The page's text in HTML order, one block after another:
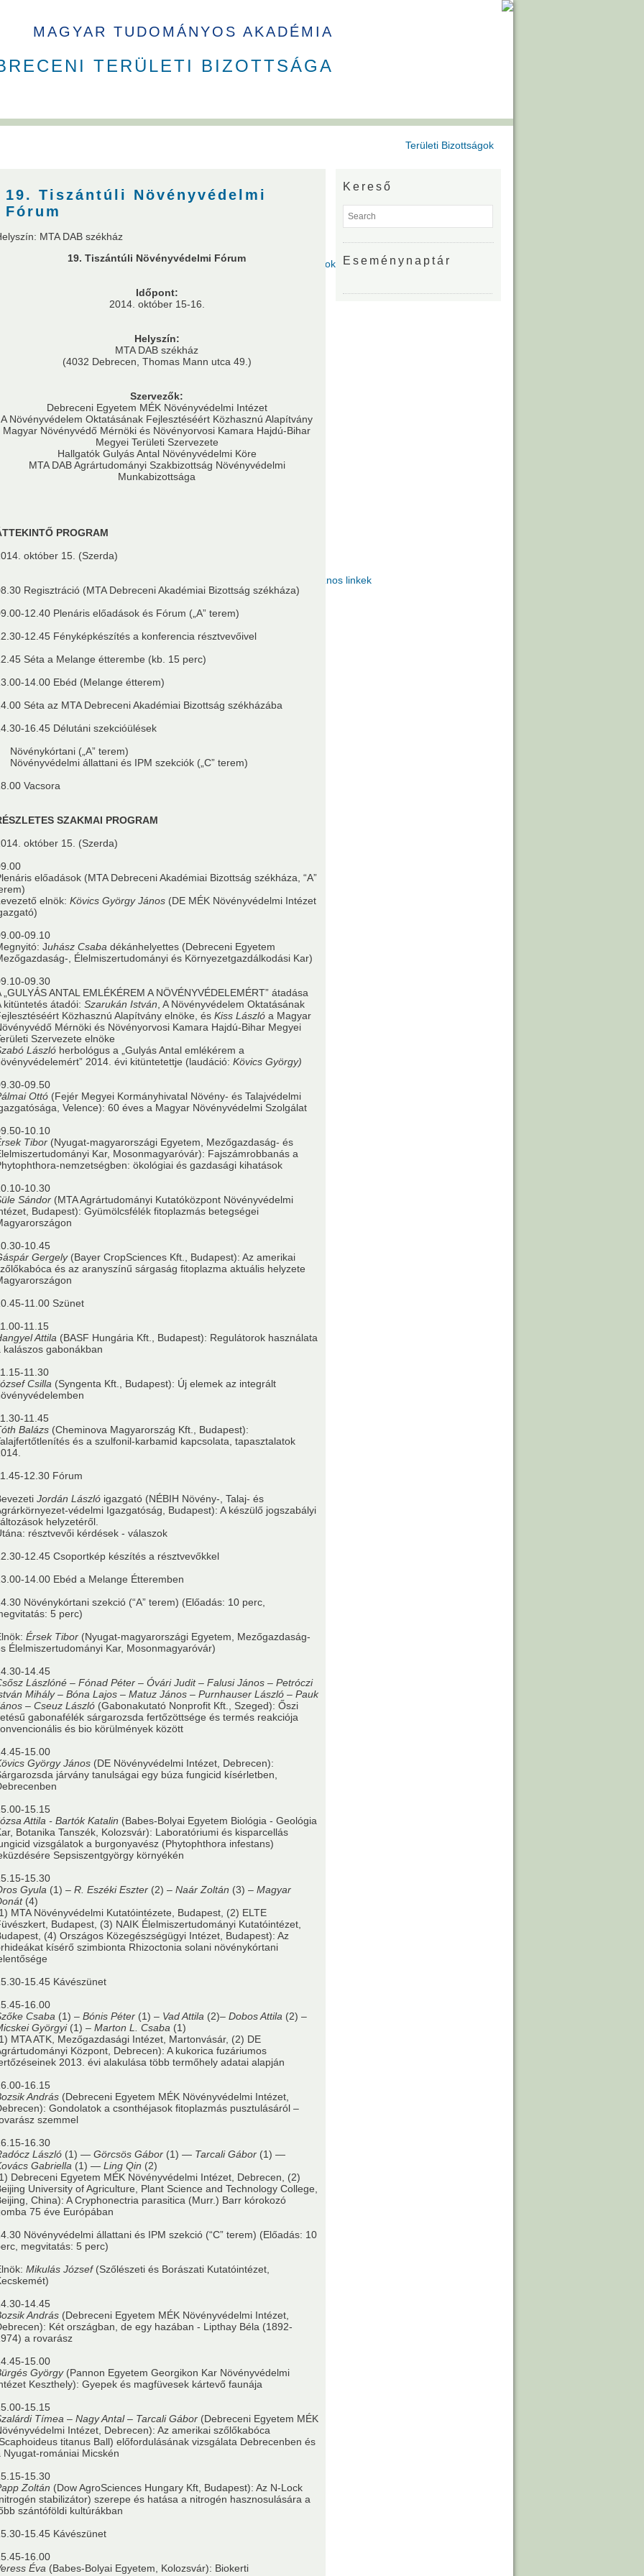
MAGYAR TUDOMÁNYOS AKADÉMIA
TERÜLETI BIZOTTSÁGA
Nem akadémikus közgyűlési képviselők Szavazati jogú tagok
meghívottak Testületek
pályázat 2026 MTA DAB Tehetséggondozásért Érem 2026
Hasznos linkek
Területi Bizottságok
19. Tiszántúli Növényvédelmi
Fórum
MTA DAB székház
19. Tiszántúli Növényvédelmi Fórum
Időpont:
2014. október 15-16.
Helyszín:
MTA DAB székház
(4032 Debrecen, Thomas Mann utca 49.)
Szervezők:
Debreceni Egyetem MÉK Növényvédelmi Intézet
A Növényvédelem Oktatásának Fejlesztéséért Közhasznú Alapítvány
Magyar Növényvédő Mérnöki és Növényorvosi Kamara Hajdú-Bihar
Megyei Területi Szervezete
Hallgatók Gulyás Antal Növényvédelmi Köre
MTA DAB Agrártudományi Szakbizottság Növényvédelmi
Munkabizottsága
PROGRAM
október 15. (Szerda)
Regisztráció (MTA Debreceni Akadémiai Bizottság székháza)
12.40 Plenáris előadások és Fórum („A” terem)
12.45 Fényképkészítés a konferencia résztvevőivel
Séta a Melange étterembe (kb. 15 perc)
14.00 Ebéd (Melange étterem)
Séta az MTA Debreceni Akadémiai Bizottság székházába
16.45 Délutáni szekcióülések
Növénykórtani („A” terem)
Növényvédelmi állattani és IPM szekciók („C” terem)
Vacsora
SZAKMAI PROGRAM
október 15. (Szerda)
előadások (MTA Debreceni Akadémiai Bizottság székháza, “A”
elnök: Kövics György János (DE MÉK Növényvédelmi Intézet
09.10
Juhász Csaba dékánhelyettes (Debreceni Egyetem
, Élelmiszertudományi és Környezetgazdálkodási Kar)
09.30
„GULYÁS ANTAL EMLÉKÉREM A NÖVÉNYVÉDELEMÉRT” átadása
kitüntetés átadói: Szarukán István , A Növényvédelem Oktatásának
Közhasznú Alapítvány elnöke, és Kiss László a Magyar
Mérnöki és Növényorvosi Kamara Hajdú-Bihar Megyei
Szervezete elnöke
László herbológus a „Gulyás Antal emlékérem a
2014. évi kitüntetettje (laudáció: Kövics György)
09.50
Ottó (Fejér Megyei Kormányhivatal Növény- és Talajvédelmi
Velence): 60 éves a Magyar Növényvédelmi Szolgálat
10.10
Tibor (Nyugat-magyarországi Egyetem, Mezőgazdaság- és
Kar, Mosonmagyaróvár): Fajszámrobbanás a
nemzetségben: ökológiai és gazdasági kihatások
10.30
Sándor (MTA Agrártudományi Kutatóközpont Növényvédelmi
Budapest): Gyümölcsfélék fitoplazmás betegségei
10.45
Gergely(Bayer CropSciences Kft., Budapest): Az amerikai
és az aranyszínű sárgaság fitoplazma aktuális helyzete
11.00 Szünet
11.15
Attila (BASF Hungária Kft., Budapest): Regulátorok használata
kalászos gabonákban
11.30
Csilla (Syngenta Kft., Budapest): Új elemek az integrált
11.45
Balázs (Cheminova Magyarország Kft., Budapest):
és a szulfonil-karbamid kapcsolata, tapasztalatok
12.30 Fórum
Jordán László igazgató (NÉBIH Növény-, Talaj- és
védelmi Igazgatóság, Budapest): A készülő jogszabályi
helyzetéről.
résztvevői kérdések - válaszok
12.45 Csoportkép készítés a résztvevőkkel
14.00 Ebéd a Melange Étteremben
Növénykórtani szekció (“A” terem) (Előadás: 10 perc,
5 perc)
Érsek Tibor (Nyugat-magyarországi Egyetem, Mezőgazdaság-
Élelmiszertudományi Kar, Mosonmagyaróvár)
14.45
Lászlóné – Fónad Péter – Óvári Judit – Falusi János – Petróczi
Mihály – Bóna Lajos – Matuz János – Purnhauser László – Pauk
– Cseuz László (Gabonakutató Nonprofit Kft., Szeged): Őszi
gabonafélék sárgarozsda fertőzöttsége és termés reakciója
és bio körülmények között
15.00
György János (DE Növényvédelmi Intézet, Debrecen):
járvány tanulságai egy búza fungicid kísérletben,
15.15
Attila - Bartók Katalin (Babes-Bolyai Egyetem Biológia - Geológia
Botanika Tanszék, Kolozsvár): Laboratóriumi és kisparcellás
vizsgálatok a burgonyavész (Phytophthora infestans)
Sepsiszentgyörgy környékén
15.30
Gyula (1) – R. Eszéki Eszter (2) – Naár Zoltán (3) – Magyar
(4)
MTA Növényvédelmi Kutatóintézete, Budapest, (2) ELTE
Budapest, (3) NAIK Élelmiszertudományi Kutatóintézet,
(4) Országos Közegészségügyi Intézet, Budapest): Az
kísérő szimbionta Rhizoctonia solani növénykórtani
15.45 Kávészünet
16.00
Csaba (1) – Bónis Péter (1) – Vad Attila (2)– Dobos Attila (2) –
Györgyi(1) – Marton L. Csaba (1)
MTA ATK, Mezőgazdasági Intézet, Martonvásár, (2) DE
Központ, Debrecen): A kukorica fuzáriumos
2013. évi alakulása több termőhely adatai alapján
16.15
András (Debreceni Egyetem MÉK Növényvédelmi Intézet,
Gondolatok a csonthéjasok fitoplazmás pusztulásáról –
szemmel
16.30
László (1) — Görcsös Gábor (1) — Tarcali Gábor (1) —
Gabriella (1) — Ling Qin (2)
Debreceni Egyetem MÉK Növényvédelmi Intézet, Debrecen, (2)
University of Agriculture, Plant Science and Technology College,
China): A Cryphonectria parasitica (Murr.) Barr kórokozó
75 éve Európában
Növényvédelmi állattani és IPM szekció (“C” terem) (Előadás: 10
megvitatás: 5 perc)
Mikulás József(Szőlészeti és Borászati Kutatóintézet,
14.45
András (Debreceni Egyetem MÉK Növényvédelmi Intézet,
Két országban, de egy hazában - Lipthay Béla (1892-
a rovarász
15.00
György(Pannon Egyetem Georgikon Kar Növényvédelmi
Keszthely): Gyepek és magfüvesek kártevő faunája
15.15
Tímea – Nagy Antal – Tarcali Gábor (Debreceni Egyetem MÉK
Intézet, Debrecen): Az amerikai szőlőkabóca
titanus Ball) előfordulásának vizsgálata Debrecenben és
Nyugat-romániai Micskén
15.30
Zoltán (Dow AgroSciences Hungary Kft, Budapest): Az N-Lock
stabilizátor) szerepe és hatása a nitrogén hasznosulására a
szántóföldi kultúrákban
15.45 Kávészünet
16.00
Éva (Babes-Bolyai Egyetem, Kolozsvár): Biokerti
Kereső
Eseménynaptár